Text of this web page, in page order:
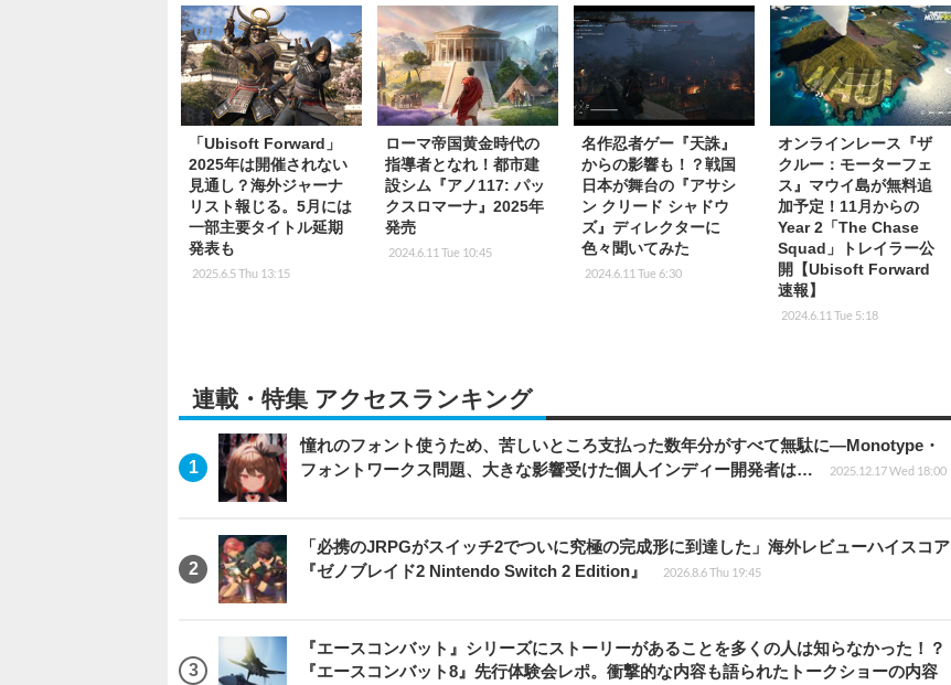
「Ubisoft Forward」
2025年は開催されない
見通し？海外ジャーナ
リスト報じる。5月には
一部主要タイトル延期
発表も
2025.6.5 Thu 13:15
ローマ帝国黄金時代の
指導者となれ！都市建
設シム『アノ117: パッ
クスロマーナ』2025年
発売
2024.6.11 Tue 10:45
名作忍者ゲー『天誅』
からの影響も！？戦国
日本が舞台の『アサシ
ン クリード シャドウ
ズ』ディレクターに
色々聞いてみた
2024.6.11 Tue 6:30
オンラインレース『ザ
クルー：モーターフェ
ス』マウイ島が無料追
加予定！11月からの
Year 2「The Chase
Squad」トレイラー公
開【Ubisoft Forward
速報】
2024.6.11 Tue 5:18
連載・特集 アクセスランキング
憧れのフォント使うため、苦しいところ支払った数年分がすべて無駄に―Monotype・
フォントワークス問題、大きな影響受けた個人インディー開発者は…
2025.12.17 Wed 18:00
「必携のJRPGがスイッチ2でついに究極の完成形に到達した」海外レビューハイスコア
『ゼノブレイド2 Nintendo Switch 2 Edition』
2026.8.6 Thu 19:45
『エースコンバット』シリーズにストーリーがあることを多くの人は知らなかった！？
『エースコンバット8』先行体験会レポ。衝撃的な内容も語られたトークショーの内容